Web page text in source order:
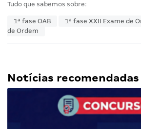
Tudo que sabemos sobre:
1ª fase OAB 1ª fase XXII Exame de
de Ordem
Notícias recomendadas